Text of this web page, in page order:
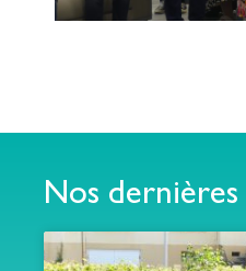
Nos dernières